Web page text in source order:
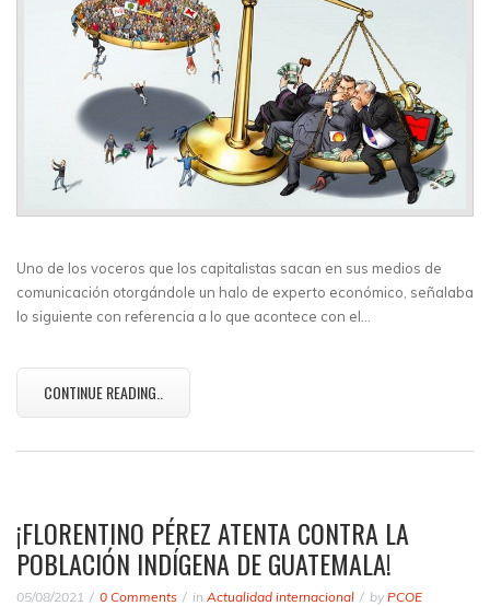
Uno de los voceros que los capitalistas sacan en sus medios de
comunicación otorgándole un halo de experto económico, señalaba
lo siguiente con referencia a lo que acontece con el…
CONTINUE READING..
¡FLORENTINO PÉREZ ATENTA CONTRA LA
POBLACIÓN INDÍGENA DE GUATEMALA!
05/08/2021 0 Comments in Actualidad internacional by PCOE